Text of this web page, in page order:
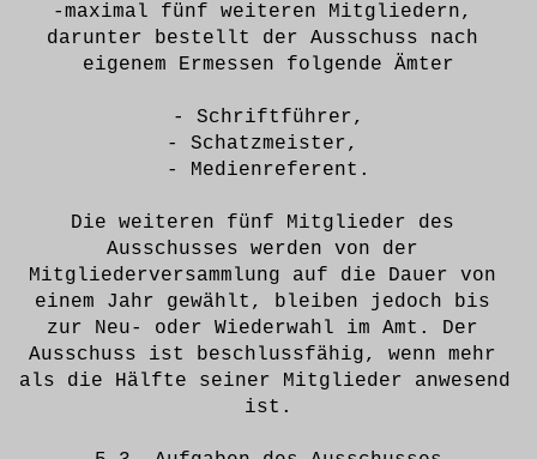
-maximal fünf weiteren Mitgliedern,
darunter bestellt der Ausschuss nach
eigenem Ermessen folgende Ämter
- Schriftführer,
- Schatzmeister,
- Medienreferent.
Die weiteren fünf Mitglieder des
Ausschusses werden von der
Mitgliederversammlung auf die Dauer von
einem Jahr gewählt, bleiben jedoch bis
zur Neu- oder Wiederwahl im Amt. Der
Ausschuss ist beschlussfähig, wenn mehr
als die Hälfte seiner Mitglieder anwesend
ist.